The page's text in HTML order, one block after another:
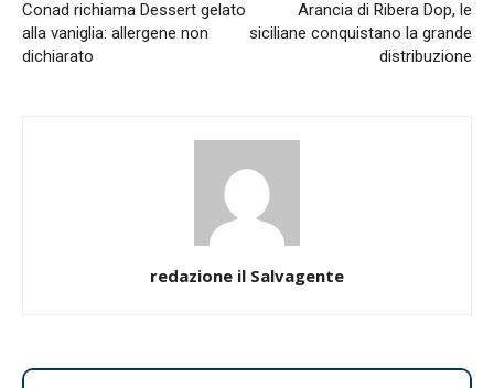
Conad richiama Dessert gelato
alla vaniglia: allergene non
dichiarato
Arancia di Ribera Dop, le
siciliane conquistano la grande
distribuzione
redazione il Salvagente